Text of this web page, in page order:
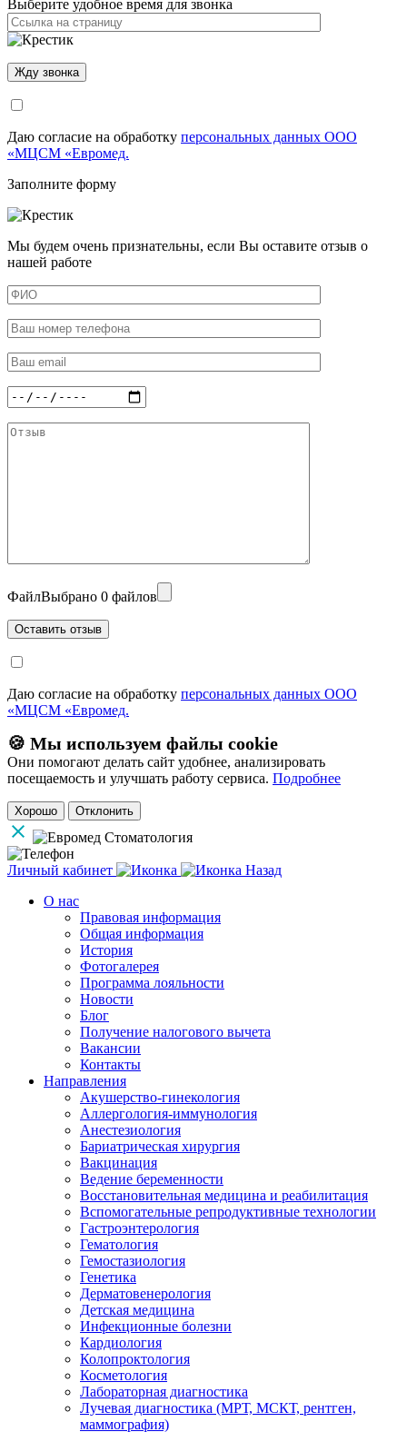
Выберите удобное время для звонка
Даю согласие на обработку персональных данных ООО
«МЦСМ «Евромед.
Заполните форму
Мы будем очень признательны, если Вы оставите отзыв о
нашей работе
ФайлВыбрано 0 файлов
Даю согласие на обработку персональных данных ООО
«МЦСМ «Евромед.
🍪 Мы используем файлы cookie
Они помогают делать сайт удобнее, анализировать
посещаемость и улучшать работу сервиса. Подробнее
Хорошо Отклонить
Личный кабинет
Назад
О нас
Правовая информация
Общая информация
История
Фотогалерея
Программа лояльности
Новости
Блог
Получение налогового вычета
Вакансии
Контакты
Направления
Акушерство-гинекология
Аллергология-иммунология
Анестезиология
Бариатрическая хирургия
Вакцинация
Ведение беременности
Восстановительная медицина и реабилитация
Вспомогательные репродуктивные технологии
Гастроэнтерология
Гематология
Гемостазиология
Генетика
Дерматовенерология
Детская медицина
Инфекционные болезни
Кардиология
Колопроктология
Косметология
Лабораторная диагностика
Лучевая диагностика (МРТ, МСКТ, рентген,
маммография)